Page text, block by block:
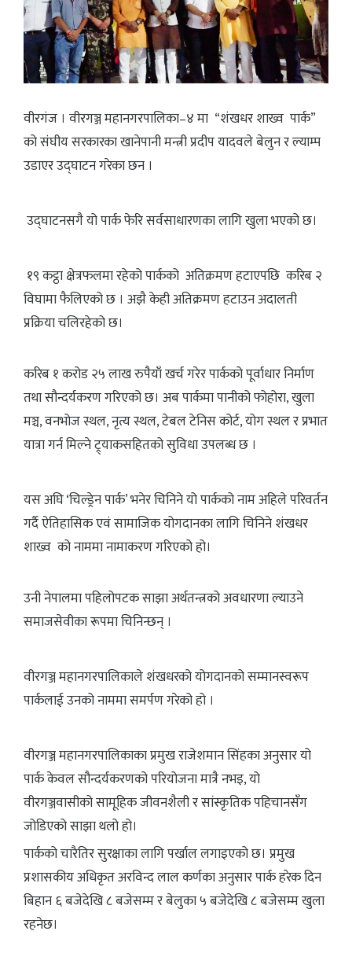
वीरगंज । वीरगञ्ज महानगरपालिका–४ मा “शंखधर शाख्व पार्क”
को संघीय सरकारका खानेपानी मन्त्री प्रदीप यादवले बेलुन र ल्याम्प
उडाएर उद्घाटन गरेका छन ।
उद्घाटनसगै यो पार्क फेरि सर्वसाधारणका लागि खुला भएको छ।
१९ कट्ठा क्षेत्रफलमा रहेको पार्कको अतिक्रमण हटाएपछि करिब २
विघामा फैलिएको छ । अझै केही अतिक्रमण हटाउन अदालती
प्रक्रिया चलिरहेको छ।
करिब १ करोड २५ लाख रुपैयाँ खर्च गरेर पार्कको पूर्वाधार निर्माण
तथा सौन्दर्यकरण गरिएको छ। अब पार्कमा पानीको फोहोरा, खुला
मञ्च, वनभोज स्थल, नृत्य स्थल, टेबल टेनिस कोर्ट, योग स्थल र प्रभात
यात्रा गर्न मिल्ने ट्र्याकसहितको सुविधा उपलब्ध छ ।
यस अघि ‘चिल्ड्रेन पार्क’ भनेर चिनिने यो पार्कको नाम अहिले परिवर्तन
गर्दै ऐतिहासिक एवं सामाजिक योगदानका लागि चिनिने शंखधर
शाख्व को नाममा नामाकरण गरिएको हो।
उनी नेपालमा पहिलोपटक साझा अर्थतन्त्रको अवधारणा ल्याउने
समाजसेवीका रूपमा चिनिन्छन् ।
वीरगञ्ज महानगरपालिकाले शंखधरको योगदानको सम्मानस्वरूप
पार्कलाई उनको नाममा समर्पण गरेको हो ।
वीरगञ्ज महानगरपालिकाका प्रमुख राजेशमान सिंहका अनुसार यो
पार्क केवल सौन्दर्यकरणको परियोजना मात्रै नभइ, यो
वीरगञ्जवासीको सामूहिक जीवनशैली र सांस्कृतिक पहिचानसँग
जोडिएको साझा थलो हो।
पार्कको चारैतिर सुरक्षाका लागि पर्खाल लगाइएको छ। प्रमुख
प्रशासकीय अधिकृत अरविन्द लाल कर्णका अनुसार पार्क हरेक दिन
बिहान ६ बजेदेखि ८ बजेसम्म र बेलुका ५ बजेदेखि ८ बजेसम्म खुला
रहनेछ।